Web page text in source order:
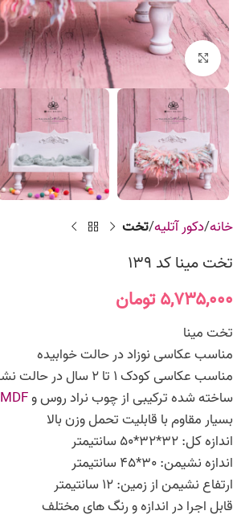
برای بزرگنمایی کلیک کنید
خانه دکور آتلیه تخت
تخت مینا کد 139
۵,۷۳۵,۰۰۰تومان
تخت مینا
مناسب عکاسی نوزاد در حالت خوابیده
مناسب عکاسی کودک 1 تا 2 سال در حالت نشسته
ساخته شده ترکیبی از چوب نراد روس وMDF
بسیار مقاوم با قابلیت تحمل وزن بالا
اندازه کل: 32*32*50 سانتیمتر
اندازه نشیمن: 30*45 سانتیمتر
ارتفاع نشیمن از زمین: 12 سانتیمتر
قابل اجرا در اندازه و رنگ های مختلف